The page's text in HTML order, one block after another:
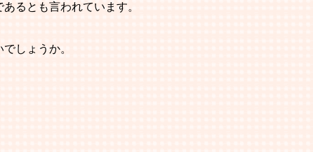
るとも言われています。
しょうか。